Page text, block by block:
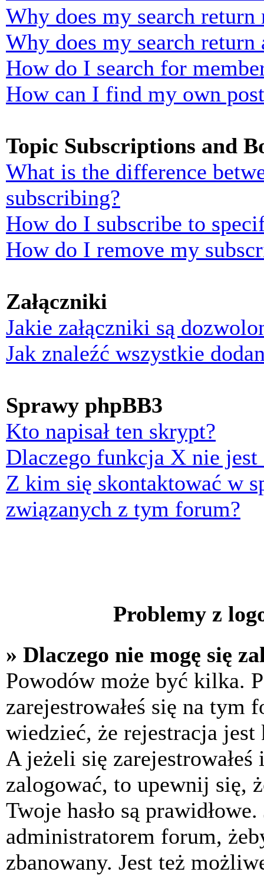
Why does my search return
Why does my search return
How do I search for
How can I find my own
Topic Subscriptions and
What is the difference
subscribing?
How do I subscribe to
How do I remove my
Załączniki
Jakie załączniki są
Jak znaleźć wszystkie
Sprawy phpBB3
Kto napisał ten skrypt?
Dlaczego funkcja X nie jest
Z kim się skontaktować w
związanych z tym forum?
Problemy z
» Dlaczego nie mogę się
Powodów może być kilka.
zarejestrowałeś się na tym
wiedzieć, że rejestracja
A jeżeli się
zalogować, to upewnij się,
Twoje hasło są
administratorem forum,
zbanowany. Jest też